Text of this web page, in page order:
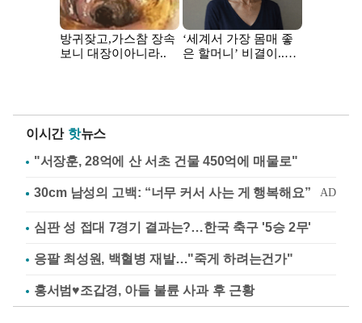
이시간 핫뉴스
"서장훈, 28억에 산 서초 건물 450억에 매물로"
심판 성 접대 7경기 결과는?…한국 축구 '5승 2무'
응팔 최성원, 백혈병 재발…"죽게 하려는건가"
홍서범♥조갑경, 아들 불륜 사과 후 근황